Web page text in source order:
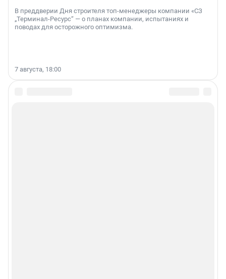
В преддверии Дня строителя топ-менеджеры компании «СЗ
„Терминал-Ресурс“ — о планах компании, испытаниях и
поводах для осторожного оптимизма.
7 августа, 18:00